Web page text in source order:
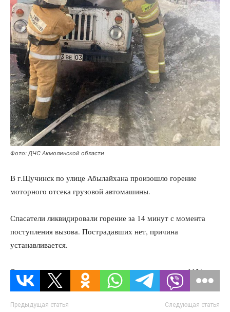
Фото: ДЧС Акмолинской области
В г.Щучинск по улице Абылайхана произошло горение
моторного отсека грузовой автомашины.
Спасатели ликвидировали горение за 14 минут с момента
поступления вызова. Пострадавших нет, причина
устанавливается.
В случае возникновения пожара звоните по номеру 112!
Предыдущая статья Следующая статья